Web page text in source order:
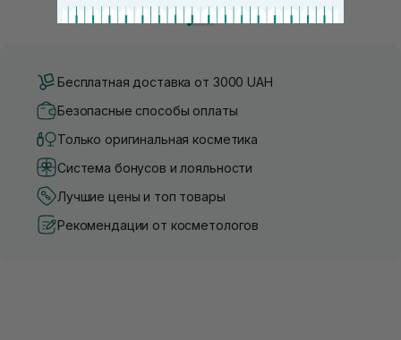
средства для ухода становится настоящим вызовом....
головы, благодаря
Бесплатная доставка от 3000 UAH
Безопасные способы оплаты
Только оригинальная косметика
Система бонусов и лояльности
Лучшие цены и топ товары
Рекомендации от косметологов